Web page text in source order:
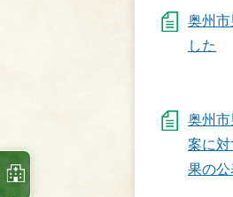
奥州市
した
奥州
案に
果の公